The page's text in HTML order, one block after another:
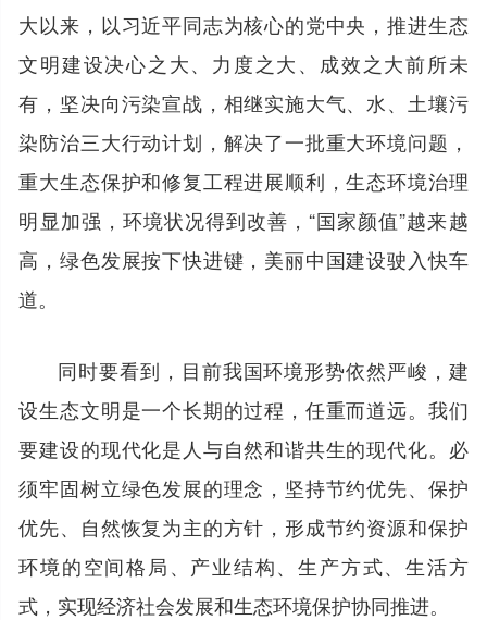
大以来，以习近平同志为核心的党中央，推进生态
文明建设决心之大、力度之大、成效之大前所未
有，坚决向污染宣战，相继实施大气、水、土壤污
染防治三大行动计划，解决了一批重大环境问题，
重大生态保护和修复工程进展顺利，生态环境治理
明显加强，环境状况得到改善，“国家颜值”越来越
高，绿色发展按下快进键，美丽中国建设驶入快车
道。
同时要看到，目前我国环境形势依然严峻，建
设生态文明是一个长期的过程，任重而道远。我们
要建设的现代化是人与自然和谐共生的现代化。必
须牢固树立绿色发展的理念，坚持节约优先、保护
优先、自然恢复为主的方针，形成节约资源和保护
环境的空间格局、产业结构、生产方式、生活方
式，实现经济社会发展和生态环境保护协同推进。